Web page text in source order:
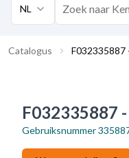
NL
Catalogus F032335887
F032335887
Gebruiksnummer